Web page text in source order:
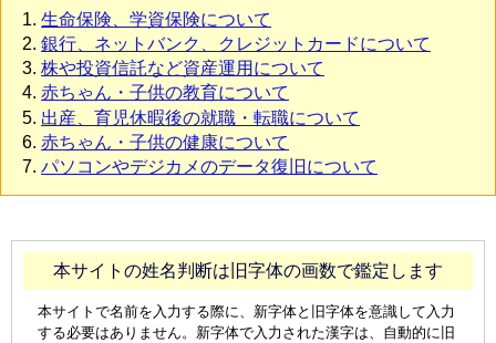
生命保険、学資保険について
銀行、ネットバンク、クレジットカードについて
株や投資信託など資産運用について
赤ちゃん・子供の教育について
出産、育児休暇後の就職・転職について
赤ちゃん・子供の健康について
パソコンやデジカメのデータ復旧について
本サイトの姓名判断は旧字体の画数で鑑定します
本サイトで名前を入力する際に、新字体と旧字体を意識して入力
する必要はありません。新字体で入力された漢字は、自動的に旧